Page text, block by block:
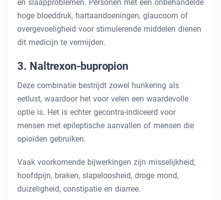
en slaapproblemen. Personen met een onbehandelde
hoge bloeddruk, hartaandoeningen, glaucoom of
overgevoeligheid voor stimulerende middelen dienen
dit medicijn te vermijden.
3. Naltrexon-bupropion
Deze combinatie bestrijdt zowel hunkering als
eetlust, waardoor het voor velen een waardevolle
optie is. Het is echter gecontra-indiceerd voor
mensen met epileptische aanvallen of mensen die
opioïden gebruiken.
Vaak voorkomende bijwerkingen zijn misselijkheid,
hoofdpijn, braken, slapeloosheid, droge mond,
duizeligheid, constipatie en diarree.